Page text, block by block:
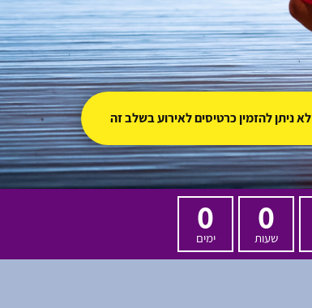
0
שעות
0
ימים
לא ניתן להזמין כרטיסים לאירוע בשלב זה